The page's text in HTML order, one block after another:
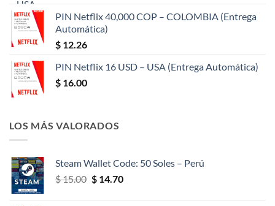
PIN Netflix 40,000 COP – COLOMBIA (Entrega
Automática)
$ 12.26
PIN Netflix 16 USD – USA (Entrega Automática)
$ 16.00
LOS MÁS VALORADOS
Steam Wallet Code: 50 Soles – Perú
$15.00 El
$14.70El